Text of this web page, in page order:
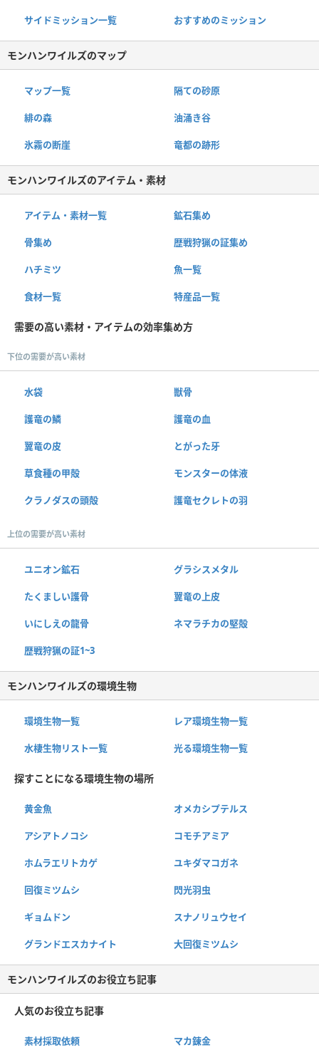
サイドミッション一覧 おすすめのミッション
モンハンワイルズのマップ
マップ一覧 隔ての砂原
緋の森 油涌き谷
氷霧の断崖 竜都の跡形
モンハンワイルズのアイテム・素材
アイテム・素材一覧 鉱石集め
骨集め 歴戦狩猟の証集め
ハチミツ 魚一覧
食材一覧 特産品一覧
需要の高い素材・アイテムの効率集め方
下位の需要が高い素材
水袋 獣骨
護竜の鱗 護竜の血
翼竜の皮 とがった牙
草食種の甲殻 モンスターの体液
クラノダスの頭殻 護竜セクレトの羽
上位の需要が高い素材
ユニオン鉱石 グラシスメタル
たくましい護骨 翼竜の上皮
いにしえの龍骨 ネマラチカの堅殻
歴戦狩猟の証1~3
モンハンワイルズの環境生物
環境生物一覧 レア環境生物一覧
水棲生物リスト一覧 光る環境生物一覧
探すことになる環境生物の場所
黄金魚 オメカシプテルス
アシアトノコシ コモチアミア
ホムラエリトカゲ ユキダマコガネ
回復ミツムシ 閃光羽虫
ギョムドン スナノリュウセイ
グランドエスカナイト 大回復ミツムシ
モンハンワイルズのお役立ち記事
人気のお役立ち記事
素材採取依頼 マカ錬金